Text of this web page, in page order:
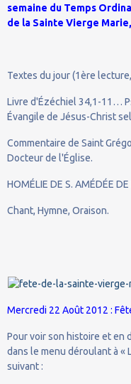
semaine du Temps
de la Sainte Vierge
Textes du jour (1ère
Livre d'Ézéchiel 34,1-11…
Évangile de Jésus-Christ
Commentaire de Saint
Docteur de l'Église.
HOMÉLIE DE S. AMÉDÉE
Chant, Hymne, Oraison.
Mercredi 22 Août 2012 :
Pour voir son histoire et en
dans le menu déroulant à «
suivant :